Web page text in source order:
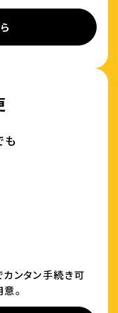
も
ンタン手続き可
。